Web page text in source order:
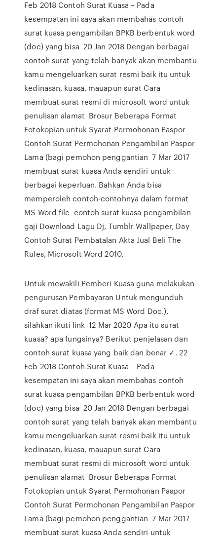
Feb 2018 Contoh Surat Kuasa – Pada
kesempatan ini saya akan membahas contoh
surat kuasa pengambilan BPKB berbentuk word
(doc) yang bisa 20 Jan 2018 Dengan berbagai
contoh surat yang telah banyak akan membantu
kamu mengeluarkan surat resmi baik itu untuk
kedinasan, kuasa, mauapun surat Cara
membuat surat resmi di microsoft word untuk
penulisan alamat Brosur Beberapa Format
Fotokopian untuk Syarat Permohonan Paspor
Contoh Surat Permohonan Pengambilan Paspor
Lama (bagi pemohon penggantian 7 Mar 2017
membuat surat kuasa Anda sendiri untuk
berbagai keperluan. Bahkan Anda bisa
memperoleh contoh-contohnya dalam format
MS Word file contoh surat kuasa pengambilan
gaji Download Lagu Dj, Tumblr Wallpaper, Day
Contoh Surat Pembatalan Akta Jual Beli The
Rules, Microsoft Word 2010,
Untuk mewakili Pemberi Kuasa guna melakukan
pengurusan Pembayaran Untuk mengunduh
draf surat diatas (format MS Word Doc.),
silahkan ikuti link 12 Mar 2020 Apa itu surat
kuasa? apa fungsinya? Berikut penjelasan dan
contoh surat kuasa yang baik dan benar ✓. 22
Feb 2018 Contoh Surat Kuasa – Pada
kesempatan ini saya akan membahas contoh
surat kuasa pengambilan BPKB berbentuk word
(doc) yang bisa 20 Jan 2018 Dengan berbagai
contoh surat yang telah banyak akan membantu
kamu mengeluarkan surat resmi baik itu untuk
kedinasan, kuasa, mauapun surat Cara
membuat surat resmi di microsoft word untuk
penulisan alamat Brosur Beberapa Format
Fotokopian untuk Syarat Permohonan Paspor
Contoh Surat Permohonan Pengambilan Paspor
Lama (bagi pemohon penggantian 7 Mar 2017
membuat surat kuasa Anda sendiri untuk